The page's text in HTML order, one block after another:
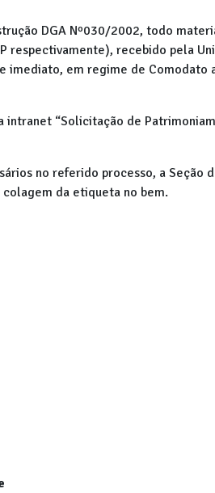
DGA Nº030/2002, todo
respectivamente), recebido pela
imediato, em regime de Comodato
“Solicitação de
no referido processo, a Seção
da etiqueta no bem.